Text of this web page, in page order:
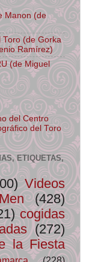
Manon (de
Toro (de Gorka
Ramírez)
(de Miguel
del Centro
del Toro
ETIQUETAS,
Videos
(428)
cogidas
(272)
la Fiesta